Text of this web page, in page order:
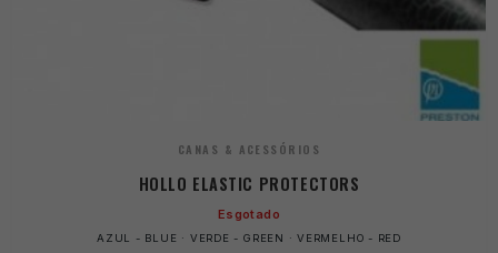
CANAS & ACESSÓRIOS
HOLLO ELASTIC PROTECTORS
Esgotado
AZUL - BLUE · VERDE - GREEN · VERMELHO - RED